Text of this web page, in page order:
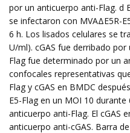
por un anticuerpo anti-Flag. d
se infectaron con MVAΔE5R-
6 h. Los lisados ​​celulares se
U/ml). cGAS fue derribado por
Flag fue determinado por un
confocales representativas
Flag y cGAS en BMDC
E5-Flag en un MOI 10
anticuerpo anti-Flag. El cGAS
anticuerpo anti-cGAS. Barra